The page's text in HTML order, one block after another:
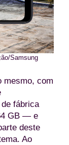
Samsung
mesmo, com
fábrica
GB — e
deste
Ao